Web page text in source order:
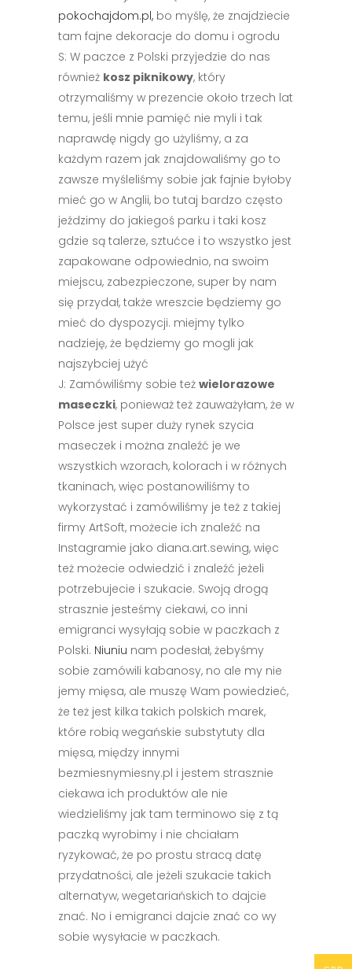
pokochajdom.pl, bo myślę, że znajdziecie
tam fajne dekoracje do domu i ogrodu
S: W paczce z Polski przyjedzie do nas
również kosz piknikowy, który
otrzymaliśmy w prezencie około trzech lat
temu, jeśli mnie pamięć nie myli i tak
naprawdę nigdy go użyliśmy, a za
każdym razem jak znajdowaliśmy go to
zawsze myśleliśmy sobie jak fajnie byłoby
mieć go w Anglii, bo tutaj bardzo często
jeździmy do jakiegoś parku i taki kosz
gdzie są talerze, sztućce i to wszystko jest
zapakowane odpowiednio, na swoim
miejscu, zabezpieczone, super by nam
się przydał, także wreszcie będziemy go
mieć do dyspozycji. miejmy tylko
nadzieję, że będziemy go mogli jak
najszybciej użyć
J: Zamówiliśmy sobie też wielorazowe
maseczki, ponieważ też zauważyłam, że w
Polsce jest super duży rynek szycia
maseczek i można znaleźć je we
wszystkich wzorach, kolorach i w różnych
tkaninach, więc postanowiliśmy to
wykorzystać i zamówiliśmy je też z takiej
firmy ArtSoft, możecie ich znaleźć na
Instagramie jako diana.art.sewing, więc
też możecie odwiedzić i znaleźć jeżeli
potrzebujecie i szukacie. Swoją drogą
strasznie jesteśmy ciekawi, co inni
emigranci wysyłają sobie w paczkach z
Polski. Niuniu nam podesłał, żebyśmy
sobie zamówili kabanosy, no ale my nie
jemy mięsa, ale muszę Wam powiedzieć,
że też jest kilka takich polskich marek,
które robią wegańskie substytuty dla
mięsa, między innymi
bezmiesnymiesny.pl i jestem strasznie
ciekawa ich produktów ale nie
wiedzieliśmy jak tam terminowo się z tą
paczką wyrobimy i nie chciałam
ryzykować, że po prostu stracą datę
przydatności, ale jeżeli szukacie takich
alternatyw, wegetariańskich to dajcie
znać. No i emigranci dajcie znać co wy
sobie wysyłacie w paczkach.